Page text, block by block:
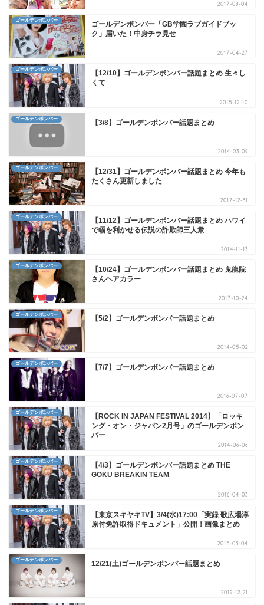
2017-08-04
ゴールデンボンバー
ゴールデンボンバー「GB学園ラブガイドブッ
ク」届いた！中身チラ見せ
2017-04-27
ゴールデンボンバー
【12/10】ゴールデンボンバー話題まとめ 生々し
くて
2015-12-10
ゴールデンボンバー 【3/8】ゴールデンボンバー話題まとめ
2014-03-09
ゴールデンボンバー
【12/31】ゴールデンボンバー話題まとめ 今年も
たくさん更新しました
2017-12-31
ゴールデンボンバー
【11/12】ゴールデンボンバー話題まとめ ハワイ
で幅を利かせる伝説の詐欺師三人衆
2014-11-13
ゴールデンボンバー
【10/24】ゴールデンボンバー話題まとめ 鬼龍院
さんヘアカラー
2017-10-24
ゴールデンボンバー 【5/2】ゴールデンボンバー話題まとめ
2014-05-02
ゴールデンボンバー 【7/7】ゴールデンボンバー話題まとめ
2016-07-07
ゴールデンボンバー
【ROCK IN JAPAN FESTIVAL 2014】「ロッキ
ング・オン・ジャパン2月号」のゴールデンボン
バー
2014-06-06
ゴールデンボンバー
【4/3】ゴールデンボンバー話題まとめ THE
GOKU BREAKIN TEAM
2016-04-03
ゴールデンボンバー
【東京スキヤキTV】3/4(水)17:00「実録 歌広場淳
原付免許取得ドキュメント」公開！画像まとめ
2015-03-04
ゴールデンボンバー 12/21(土)ゴールデンボンバー話題まとめ
2019-12-21